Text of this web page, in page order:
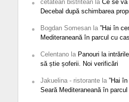
cetatean bistriteanla Ce se va
Decebal după schimbarea
Bogdan Somesanla ”Hai în
Mediteraneană în parcul cu
Celentanola Panouri la
să știe șoferii. Noi verificări
Jakuelina - ristorantela ”Hai
Seară Mediteraneană în